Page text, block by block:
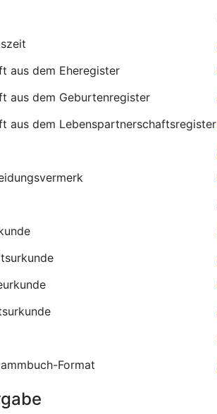
aus dem Eheregister
aus dem Geburtenregister
aus dem Lebenspartnerschaftsregister
Format